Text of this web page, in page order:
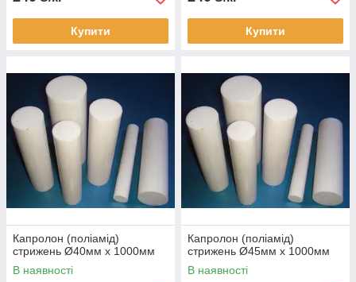
Купити Купити
Капролон (поліамід)
стрижень Ø40мм х 1000мм
В наявності
Капролон (поліамід)
стрижень Ø45мм х 1000мм
В наявності